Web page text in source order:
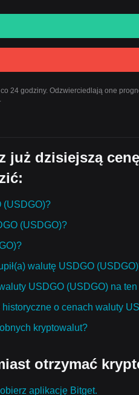
24 godziny. Odzwierciedlają one
już dzisiejszą
(USDGO)?
(USDGO)?
walutę USDGO
USDGO (USDGO) na
o cenach waluty
kryptowalut?
otrzymać
aplikację Bitget.